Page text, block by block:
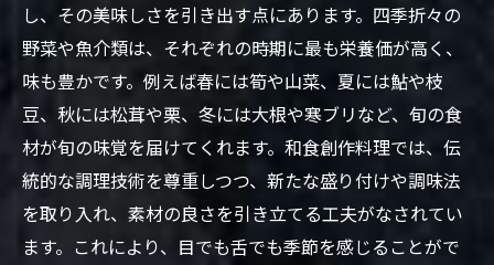
し、その美味しさを引き出す点にあります。四季折々の
野菜や魚介類は、それぞれの時期に最も栄養価が高く、
味も豊かです。例えば春には筍や山菜、夏には鮎や枝
豆、秋には松茸や栗、冬には大根や寒ブリなど、旬の食
材が旬の味覚を届けてくれます。和食創作料理では、伝
統的な調理技術を尊重しつつ、新たな盛り付けや調味法
を取り入れ、素材の良さを引き立てる工夫がなされてい
ます。これにより、目でも舌でも季節を感じることがで